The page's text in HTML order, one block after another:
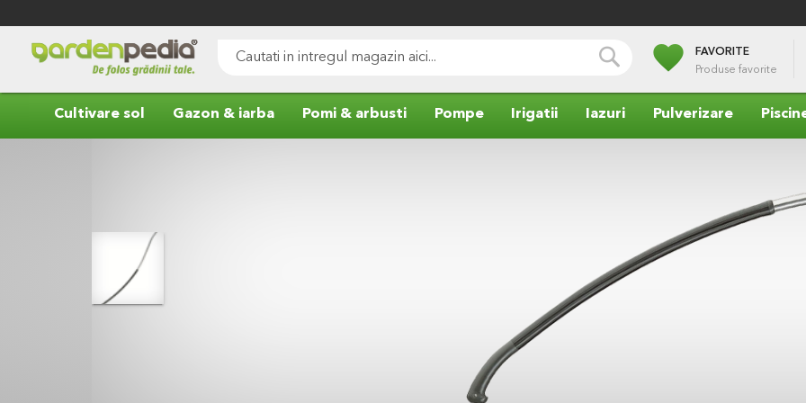
la
Continut
CAUTAfavorite
FAVORITE
Produse favorite
Cultivare sol Gazon & iarba Pomi & arbusti Pompe Irigatii Iazuri Pulverizare